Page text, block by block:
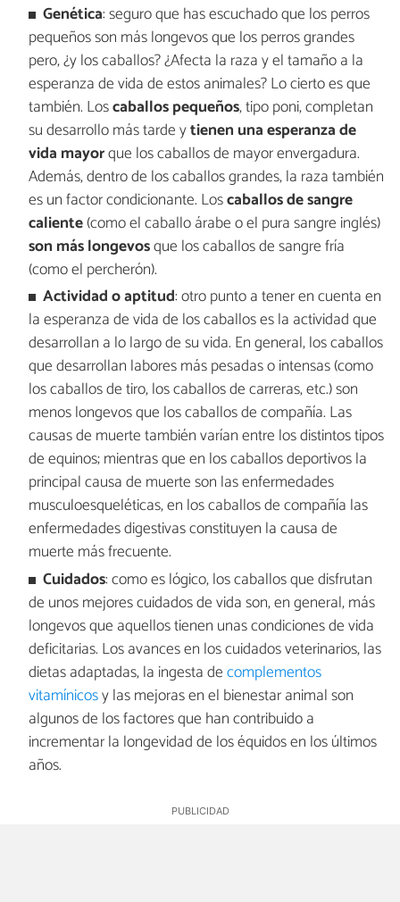
Genética: seguro que has escuchado que los perros
pequeños son más longevos que los perros grandes
pero, ¿y los caballos? ¿Afecta la raza y el tamaño a la
esperanza de vida de estos animales? Lo cierto es que
también. Loscaballos pequeños, tipo poni, completan
su desarrollo más tarde ytienen una esperanza de
vida mayorque los caballos de mayor envergadura.
Además, dentro de los caballos grandes, la raza también
es un factor condicionante. Loscaballos de sangre
caliente(como el caballo árabe o el pura sangre inglés)
son más longevosque los caballos de sangre fría
(como el percherón).
Actividad o aptitud: otro punto a tener en cuenta en
la esperanza de vida de los caballos es la actividad que
desarrollan a lo largo de su vida. En general, los caballos
que desarrollan labores más pesadas o intensas (como
los caballos de tiro, los caballos de carreras, etc.) son
menos longevos que los caballos de compañía. Las
causas de muerte también varían entre los distintos tipos
de equinos; mientras que en los caballos deportivos la
principal causa de muerte son las enfermedades
musculoesqueléticas, en los caballos de compañía las
enfermedades digestivas constituyen la causa de
muerte más frecuente.
Cuidados: como es lógico, los caballos que disfrutan
de unos mejores cuidados de vida son, en general, más
longevos que aquellos tienen unas condiciones de vida
deficitarias. Los avances en los cuidados veterinarios, las
dietas adaptadas, la ingesta decomplementos
vitamínicosy las mejoras en el bienestar animal son
algunos de los factores que han contribuido a
incrementar la longevidad de los équidos en los últimos
años.